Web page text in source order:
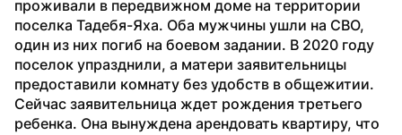
проживали в передвижном доме на территории
поселка Тадебя-Яха. Оба мужчины ушли на СВО,
один из них погиб на боевом задании. В 2020 году
поселок упразднили, а матери заявительницы
предоставили комнату без удобств в общежитии.
Сейчас заявительница ждет рождения третьего
ребенка. Она вынуждена арендовать квартиру, что